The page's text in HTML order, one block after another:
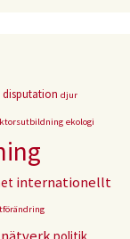
disputation djur
ekologi
internationellt